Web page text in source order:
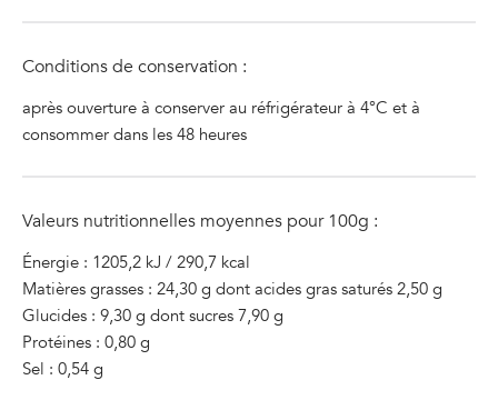
Conditions de conservation :
après ouverture à conserver au réfrigérateur à 4°C et à
consommer dans les 48 heures
Valeurs nutritionnelles moyennes pour 100g :
Énergie : 1205,2 kJ / 290,7 kcal
Matières grasses : 24,30 g dont acides gras saturés 2,50 g
Glucides : 9,30 g dont sucres 7,90 g
Protéines : 0,80 g
Sel : 0,54 g